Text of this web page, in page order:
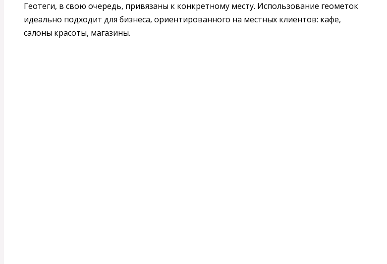
Геотеги, в свою очередь, привязаны к конкретному месту. Использование геометок
идеально подходит для бизнеса, ориентированного на местных клиентов: кафе,
салоны красоты, магазины.